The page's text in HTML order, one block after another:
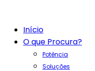
Início
O que Procura?
Potência
Soluções